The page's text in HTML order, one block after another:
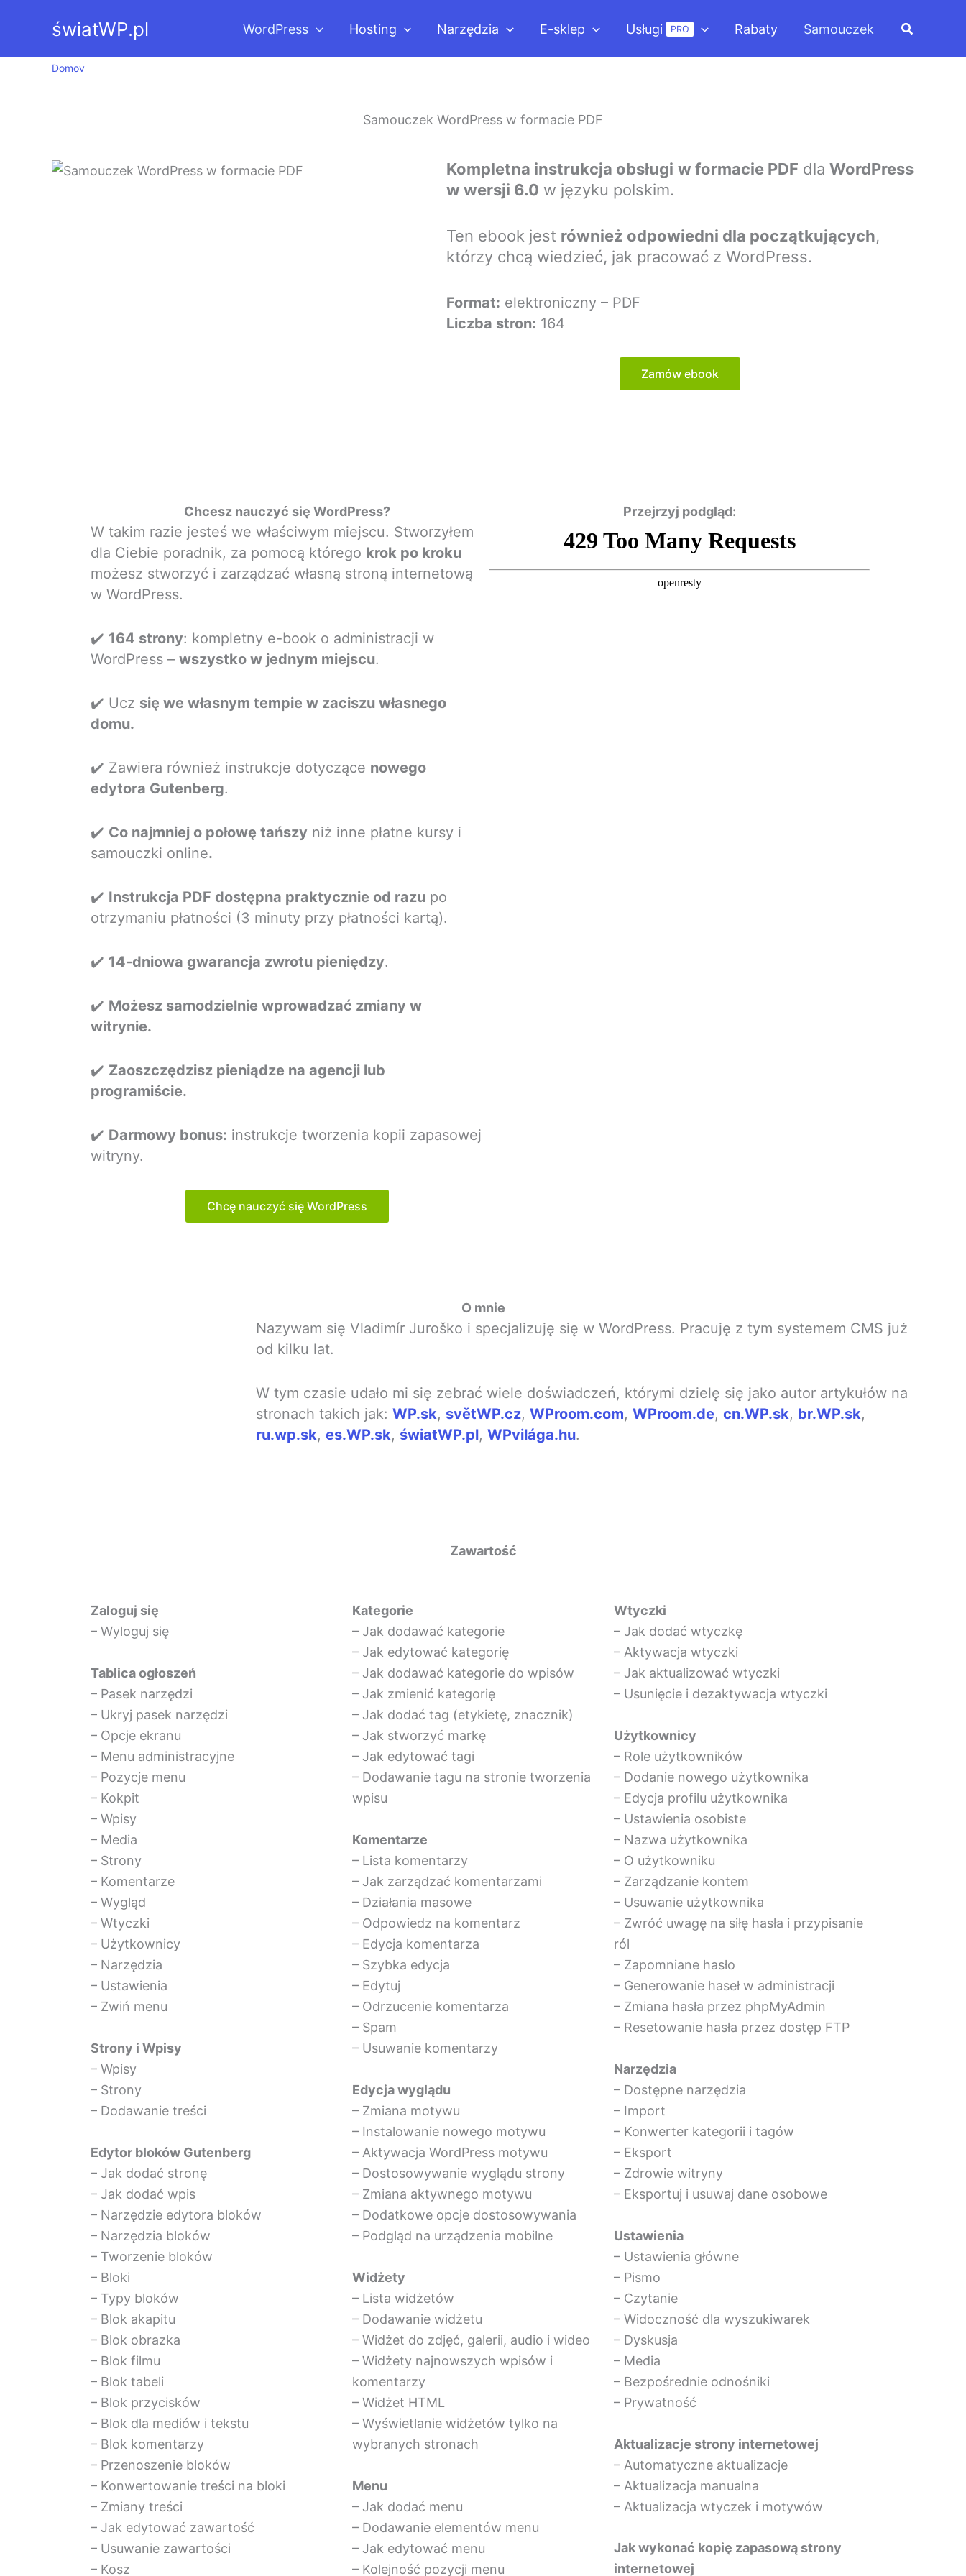
światWP.pl WordPress Hosting Narzędzia E-sklep Usługi PRO Rabaty Samouczek Szukaj
Domov
Samouczek WordPress w formacie PDF
Kompletna instrukcja obsługi w formacie PDF dla WordPress
w wersji 6.0 w języku polskim.
Ten ebook jest również odpowiedni dla początkujących,
którzy chcą wiedzieć, jak pracować z WordPress.
Format: elektroniczny – PDF
Liczba stron: 164
Zamów ebook
Chcesz nauczyć się WordPress?
W takim razie jesteś we właściwym miejscu. Stworzyłem
dla Ciebie poradnik, za pomocą którego krok po kroku
możesz stworzyć i zarządzać własną stroną internetową
w WordPress.
✔️ 164 strony: kompletny e-book o administracji w
WordPress – wszystko w jednym miejscu.
✔️ Ucz się we własnym tempie w zaciszu własnego
domu.
✔️ Zawiera również instrukcje dotyczące nowego
edytora Gutenberg.
✔️ Co najmniej o połowę tańszy niż inne płatne kursy i
samouczki online.
✔️ Instrukcja PDF dostępna praktycznie od razu po
otrzymaniu płatności (3 minuty przy płatności kartą).
✔️ 14-dniowa gwarancja zwrotu pieniędzy.
✔️ Możesz samodzielnie wprowadzać zmiany w
witrynie.
✔️ Zaoszczędzisz pieniądze na agencji lub
programiście.
✔️ Darmowy bonus: instrukcje tworzenia kopii zapasowej
witryny.
Chcę nauczyć się WordPress
Przejrzyj podgląd:
O mnie
Nazywam się Vladimír Juroško i specjalizuję się w WordPress. Pracuję z tym systemem CMS już
od kilku lat.
W tym czasie udało mi się zebrać wiele doświadczeń, którymi dzielę się jako autor artykułów na
stronach takich jak: WP.sk, světWP.cz, WProom.com, WProom.de, cn.WP.sk, br.WP.sk,
ru.wp.sk, es.WP.sk, światWP.pl, WPvilága.hu.
Zawartość
Zaloguj się
– Wyloguj się
Tablica ogłoszeń
– Pasek narzędzi
– Ukryj pasek narzędzi
– Opcje ekranu
– Menu administracyjne
– Pozycje menu
– Kokpit
– Wpisy
– Media
– Strony
– Komentarze
– Wygląd
– Wtyczki
– Użytkownicy
– Narzędzia
– Ustawienia
– Zwiń menu
Strony i Wpisy
– Wpisy
– Strony
– Dodawanie treści
Edytor bloków Gutenberg
– Jak dodać stronę
– Jak dodać wpis
– Narzędzie edytora bloków
– Narzędzia bloków
– Tworzenie bloków
– Bloki
– Typy bloków
– Blok akapitu
– Blok obrazka
– Blok filmu
– Blok tabeli
– Blok przycisków
– Blok dla mediów i tekstu
– Blok komentarzy
– Przenoszenie bloków
– Konwertowanie treści na bloki
– Zmiany treści
– Jak edytować zawartość
– Usuwanie zawartości
– Kosz
Kategorie
– Jak dodawać kategorie
– Jak edytować kategorię
– Jak dodawać kategorie do wpisów
– Jak zmienić kategorię
– Jak dodać tag (etykietę, znacznik)
– Jak stworzyć markę
– Jak edytować tagi
– Dodawanie tagu na stronie tworzenia
wpisu
Komentarze
– Lista komentarzy
– Jak zarządzać komentarzami
– Działania masowe
– Odpowiedz na komentarz
– Edycja komentarza
– Szybka edycja
– Edytuj
– Odrzucenie komentarza
– Spam
– Usuwanie komentarzy
Edycja wyglądu
– Zmiana motywu
– Instalowanie nowego motywu
– Aktywacja WordPress motywu
– Dostosowywanie wyglądu strony
– Zmiana aktywnego motywu
– Dodatkowe opcje dostosowywania
– Podgląd na urządzenia mobilne
Widżety
– Lista widżetów
– Dodawanie widżetu
– Widżet do zdjęć, galerii, audio i wideo
– Widżety najnowszych wpisów i
komentarzy
– Widżet HTML
– Wyświetlanie widżetów tylko na
wybranych stronach
Menu
– Jak dodać menu
– Dodawanie elementów menu
– Jak edytować menu
– Kolejność pozycji menu
Wtyczki
– Jak dodać wtyczkę
– Aktywacja wtyczki
– Jak aktualizować wtyczki
– Usunięcie i dezaktywacja wtyczki
Użytkownicy
– Role użytkowników
– Dodanie nowego użytkownika
– Edycja profilu użytkownika
– Ustawienia osobiste
– Nazwa użytkownika
– O użytkowniku
– Zarządzanie kontem
– Usuwanie użytkownika
– Zwróć uwagę na siłę hasła i przypisanie
ról
– Zapomniane hasło
– Generowanie haseł w administracji
– Zmiana hasła przez phpMyAdmin
– Resetowanie hasła przez dostęp FTP
Narzędzia
– Dostępne narzędzia
– Import
– Konwerter kategorii i tagów
– Eksport
– Zdrowie witryny
– Eksportuj i usuwaj dane osobowe
Ustawienia
– Ustawienia główne
– Pismo
– Czytanie
– Widoczność dla wyszukiwarek
– Dyskusja
– Media
– Bezpośrednie odnośniki
– Prywatność
Aktualizacje strony internetowej
– Automatyczne aktualizacje
– Aktualizacja manualna
– Aktualizacja wtyczek i motywów
Jak wykonać kopię zapasową strony
internetowej